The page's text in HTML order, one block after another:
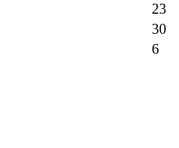
23
30
6